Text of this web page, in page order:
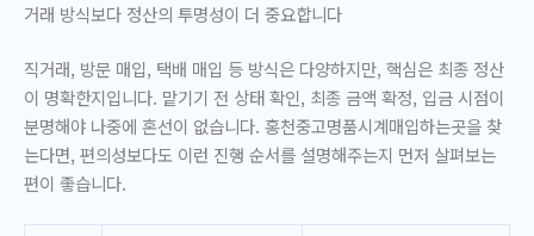
거래 방식보다 정산의 투명성이 더 중요합니다
직거래, 방문 매입, 택배 매입 등 방식은 다양하지만, 핵심은 최종 정산
이 명확한지입니다. 맡기기 전 상태 확인, 최종 금액 확정, 입금 시점이
분명해야 나중에 혼선이 없습니다. 홍천중고명품시계매입하는곳을 찾
는다면, 편의성보다도 이런 진행 순서를 설명해주는지 먼저 살펴보는
편이 좋습니다.